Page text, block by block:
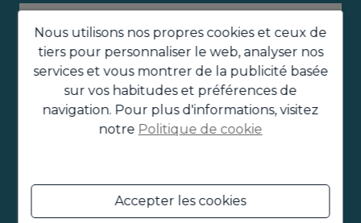
Nous utilisons nos propres cookies et ceux de
tiers pour personnaliser le web, analyser nos
services et vous montrer de la publicité basée
sur vos habitudes et préférences de
navigation. Pour plus d'informations, visitez
notre Politique de cookie
Accepter les cookies